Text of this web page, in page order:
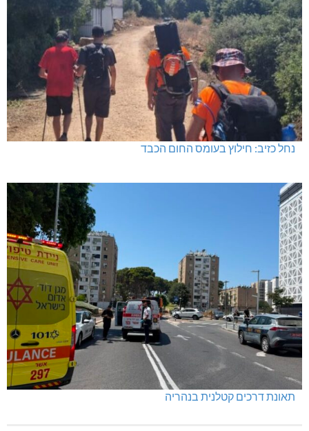
נחל כזיב: חילוץ בעומס החום הכבד
תאונת דרכים קטלנית בנהריה